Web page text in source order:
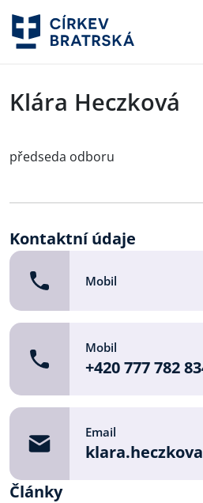
Klára Heczková
předseda odboru
Kontaktní údaje
Mobil
Mobil
+420 777 782
Email
Články